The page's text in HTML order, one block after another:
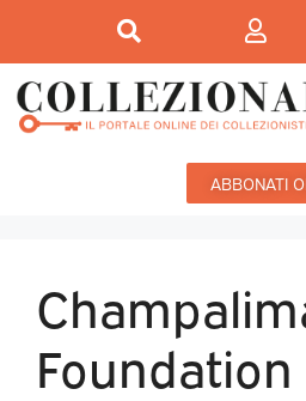
ABBONATI
Foundation